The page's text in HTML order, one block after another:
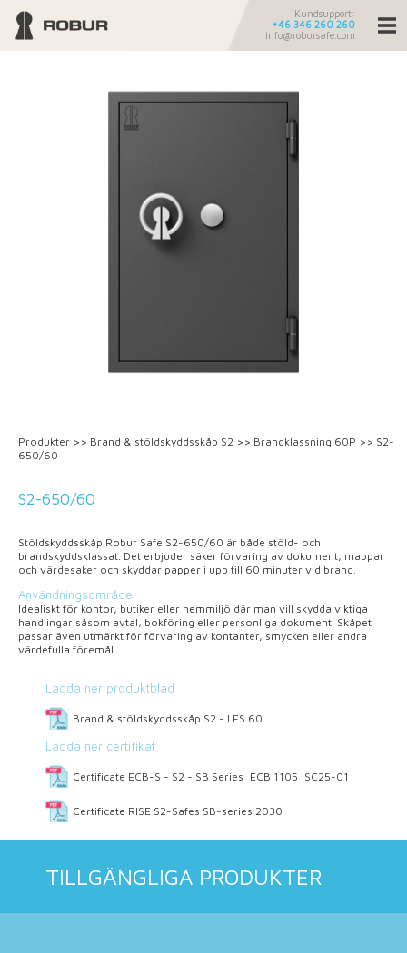
Kundsupport:
+46 346 260 260
info@robursafe.com
Produkter >> Brand & stöldskyddsskåp S2 >> Brandklassning 60P >> S2-
650/60
S2-650/60
Stöldskyddsskåp Robur Safe S2-650/60 är både stöld- och
brandskyddsklassat. Det erbjuder säker förvaring av dokument, mappar
och värdesaker och skyddar papper i upp till 60 minuter vid brand.
Användningsområde
Idealiskt för kontor, butiker eller hemmiljö där man vill skydda viktiga
handlingar såsom avtal, bokföring eller personliga dokument. Skåpet
passar även utmärkt för förvaring av kontanter, smycken eller andra
värdefulla föremål.
Ladda ner produktblad
Brand & stöldskyddsskåp S2 - LFS 60
Ladda ner certifikat
Certificate ECB-S - S2 - SB Series_ECB 1105_SC25-01
Certificate RISE S2-Safes SB-series 2030
TILLGÄNGLIGA PRODUKTER